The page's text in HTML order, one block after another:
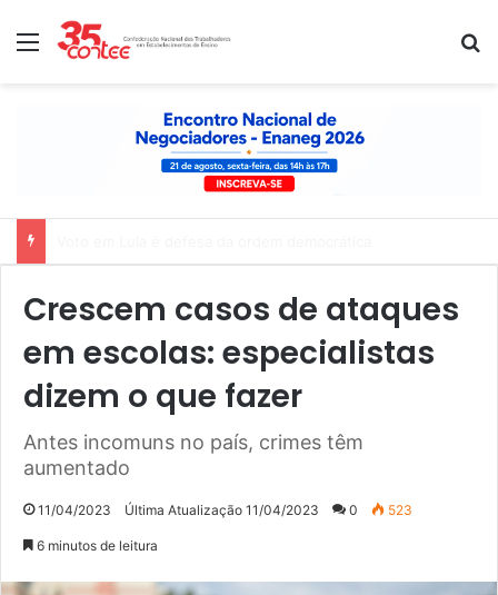
Menu
Crescem casos de ataques
em escolas: especialistas
dizem o que fazer
Antes incomuns no país, crimes têm
aumentado
11/04/2023 Última Atualização 11/04/2023 0 523
6 minutos de leitura